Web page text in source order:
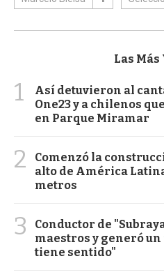
Las Más
1
Así detuvieron al
One23 y a chilenos
en Parque Miramar
2
Comenzó la
alto de América
metros
3
Conductor de
maestros y generó
tiene sentido"